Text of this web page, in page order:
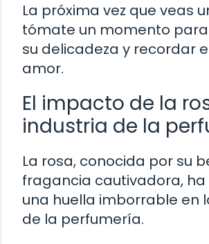
La próxima vez que veas
tómate un momento
su delicadeza y recordar
amor.
El impacto de la
industria de la
La rosa, conocida por su
fragancia cautivadora,
una huella imborrable en
de la perfumería.